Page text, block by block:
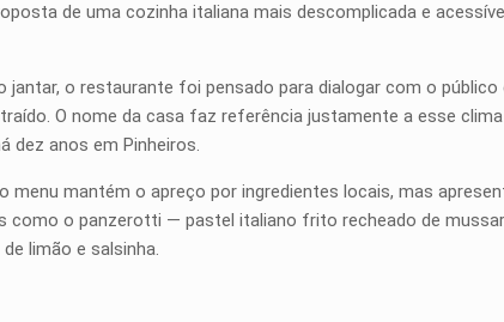
de uma cozinha italiana mais descomplicada e
o restaurante foi pensado para dialogar com o público
O nome da casa faz referência justamente a esse
dez anos em Pinheiros.
mantém o apreço por ingredientes locais, mas
como o panzerotti — pastel italiano frito recheado de
limão e salsinha.